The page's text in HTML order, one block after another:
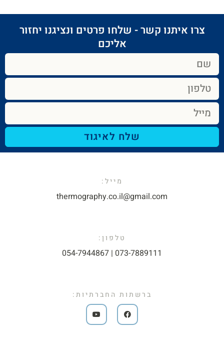
צרו איתנו קשר - שלחו פרטים ונציגנו יחזור
אליכם​
שלח לאיגוד
מייל:​
thermography.co.il@gmail.com​
טלפון:
073-7889111 | 054-7944867​
ברשתות החברתיות: